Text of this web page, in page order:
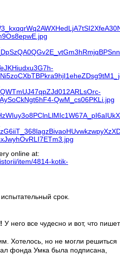
online at:
item/4814-kotik-
срок.
У него все чудесно и вот, что пишет
Хотелось, но не могли решиться
фонда Умка была подписана,